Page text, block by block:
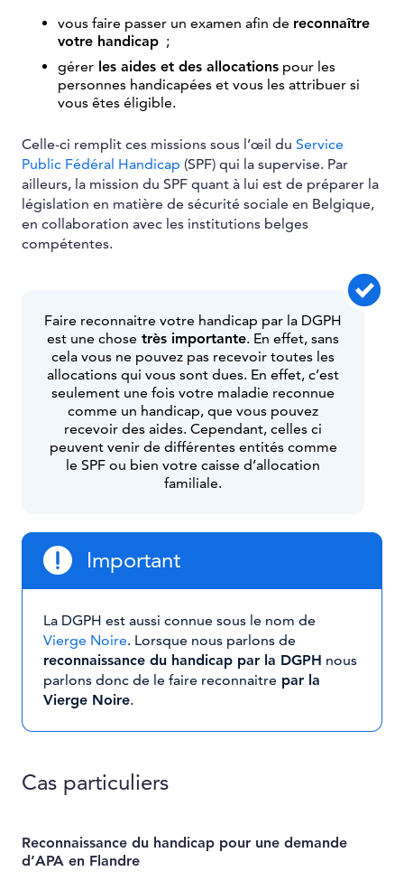
vous faire passer un examen afin de reconnaître
votre handicap ;
gérer les aides et des allocations pour les
personnes handicapées et vous les attribuer si
vous êtes éligible.
Celle-ci remplit ces missions sous l’œil du Service
Public Fédéral Handicap (SPF) qui la supervise. Par
ailleurs, la mission du SPF quant à lui est de préparer la
législation en matière de sécurité sociale en Belgique,
en collaboration avec les institutions belges
compétentes.
Faire reconnaitre votre handicap par la DGPH
est une chose très importante. En effet, sans
cela vous ne pouvez pas recevoir toutes les
allocations qui vous sont dues. En effet, c’est
seulement une fois votre maladie reconnue
comme un handicap, que vous pouvez
recevoir des aides. Cependant, celles ci
peuvent venir de différentes entités comme
le SPF ou bien votre caisse d’allocation
familiale.
Important
La DGPH est aussi connue sous le nom de
Vierge Noire. Lorsque nous parlons de
reconnaissance du handicap par la DGPH nous
parlons donc de le faire reconnaitre par la
Vierge Noire.
Cas particuliers
Reconnaissance du handicap pour une demande
d’APA en Flandre